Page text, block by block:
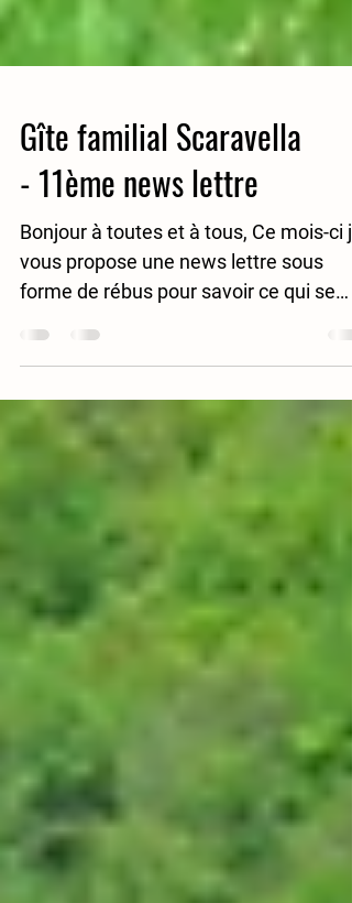
Gîte familial Scaravella
- 11ème news lettre
Bonjour à toutes et à tous, Ce mois-ci je
vous propose une news lettre sous
forme de rébus pour savoir ce qui se
passe chez nous... A...